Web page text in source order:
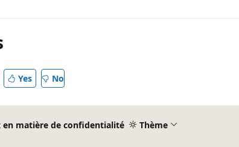
Yes No
en matière de confidentialité Thème